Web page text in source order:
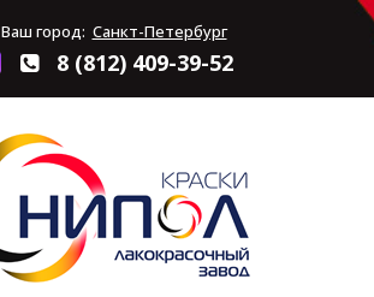
Ваш город: Санкт-Петербург
8 (812) 409-39-52